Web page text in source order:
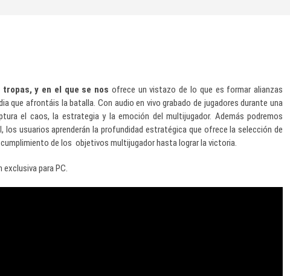
tropas, y en el que se nos ofrece un vistazo de lo que es formar alianzas
que afrontáis la batalla. Con audio en vivo grabado de jugadores durante una
el caos, la estrategia y la emoción del multijugador. Además podremos
usuarios aprenderán la profundidad estratégica que ofrece la selección de
de los objetivos multijugador hasta lograr la victoria.
para PC.